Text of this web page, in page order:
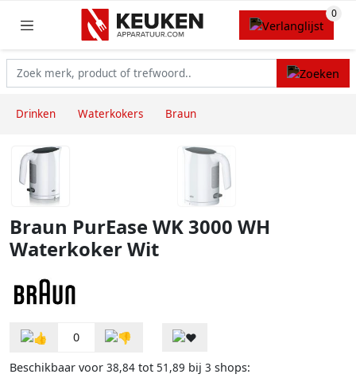
Drinken Waterkokers Braun
Braun PurEase WK 3000 WH
Waterkoker Wit
0
Beschikbaar voor 38,84 tot 51,89 bij 3 shops: